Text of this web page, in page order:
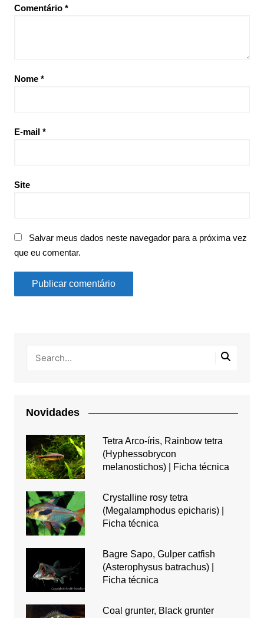
Comentário *
Nome *
E-mail *
Site
Salvar meus dados neste navegador para a próxima vez
que eu comentar.
Novidades
Tetra Arco-íris, Rainbow tetra
(Hyphessobrycon
melanostichos) | Ficha técnica
Crystalline rosy tetra
(Megalamphodus epicharis) |
Ficha técnica
Bagre Sapo, Gulper catfish
(Asterophysus batrachus) |
Ficha técnica
Coal grunter, Black grunter